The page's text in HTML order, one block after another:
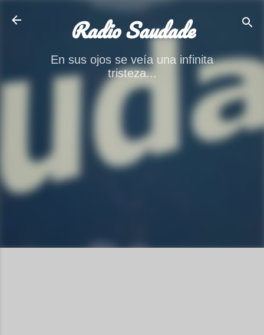
Radio Saudade
En sus ojos se veía una infinita
tristeza...